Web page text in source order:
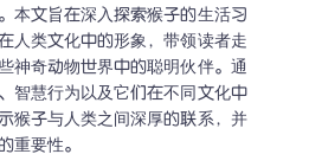
本文旨在深入探索猴子的生活习
人类文化中的形象，带领读者走
神奇动物世界中的聪明伙伴。通
智慧行为以及它们在不同文化中
猴子与人类之间深厚的联系，并
重要性。